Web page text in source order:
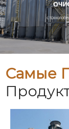
Самые